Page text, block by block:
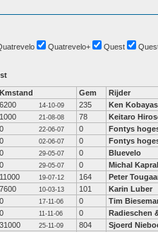
Quatrevelo+ Quest
Kmstand Gem Rijder
6200 14-10-09 235 Ken
1000 21-08-08 78 Keitaro
0 22-06-07 0 Fontys
0 02-06-07 0 Fontys
0 29-05-07 0 Bluevelo
0 29-05-07 0 Michal Kapral
11000 19-07-12 164 Peter
7600 10-03-13 101 Karin Luber
0 17-11-06 0 Tim
0 11-11-06 0 Radieschen
31000 25-11-09 804 Sjoerd